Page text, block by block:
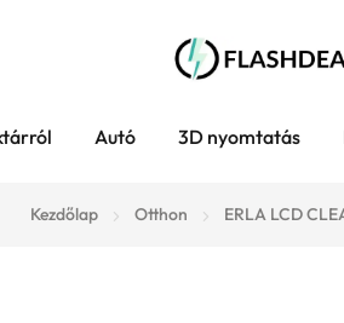
Autó 3D nyomtatás
Kezdőlap Otthon ERLA LCD